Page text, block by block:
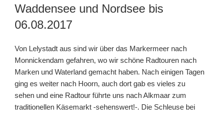
Waddensee und Nordsee bis
06.08.2017
Von Lelystadt aus sind wir über das Markermeer nach
Monnickendam gefahren, wo wir schöne Radtouren nach
Marken und Waterland gemacht haben. Nach einigen Tagen
ging es weiter nach Hoorn, auch dort gab es vieles zu
sehen und eine Radtour führte uns nach Alkmaar zum
traditionellen Käsemarkt -sehenswert!-. Die Schleuse bei